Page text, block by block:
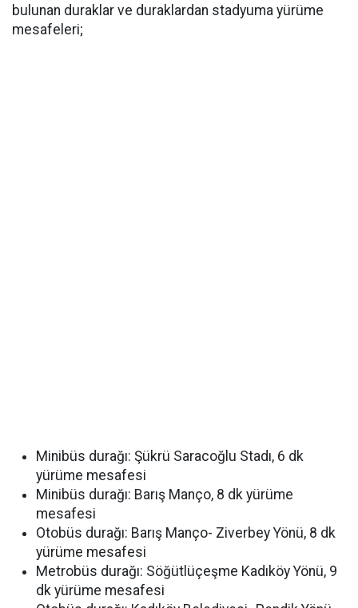
bulunan duraklar ve duraklardan stadyuma yürüme
mesafeleri;
Minibüs durağı: Şükrü Saracoğlu Stadı, 6 dk
yürüme mesafesi
Minibüs durağı: Barış Manço, 8 dk yürüme
mesafesi
Otobüs durağı: Barış Manço- Ziverbey Yönü, 8 dk
yürüme mesafesi
Metrobüs durağı: Söğütlüçeşme Kadıköy Yönü, 9
dk yürüme mesafesi